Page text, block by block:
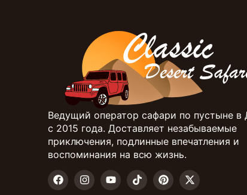
Ведущий оператор сафари по пустыне в
с 2015 года. Доставляет незабываемые
приключения, подлинные впечатления и
воспоминания на всю жизнь.